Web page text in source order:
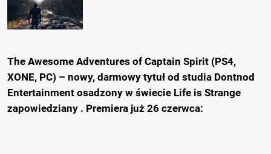
The Awesome Adventures of Captain Spirit (PS4,
XONE, PC) – nowy, darmowy tytuł od studia Dontnod
Entertainment osadzony w świecie Life is Strange
zapowiedziany . Premiera już 26 czerwca: